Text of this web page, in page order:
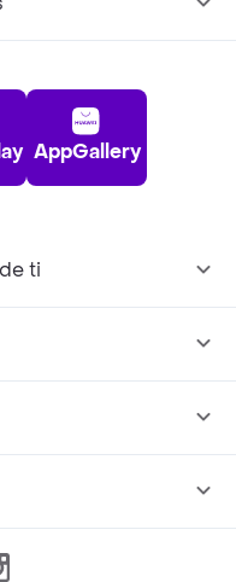
AppGallery
ti